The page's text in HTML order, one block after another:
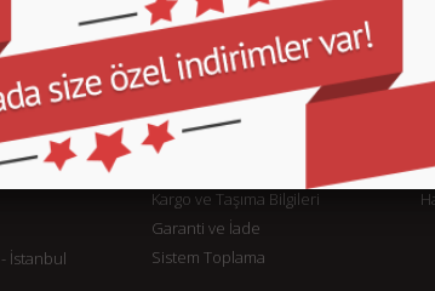
İstanbul
KURUMSAL
İletişim
Sipariş Takibi
Kargo ve Taşıma Bilgileri
Garanti ve İade
Sistem Toplama